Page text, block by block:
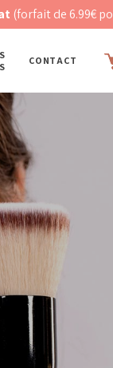
6.99€ pour toute
CONTACT